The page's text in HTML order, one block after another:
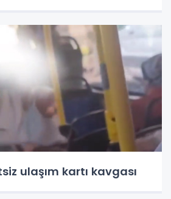
ulaşım kartı kavgası